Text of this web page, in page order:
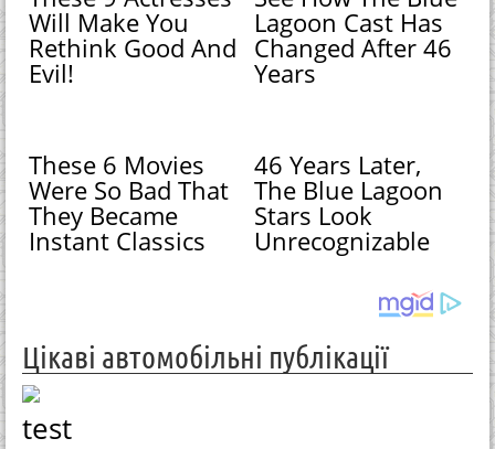
Will Make You
Rethink Good And
Evil!
Lagoon Cast Has
Changed After 46
Years
These 6 Movies
Were So Bad That
They Became
Instant Classics
46 Years Later,
The Blue Lagoon
Stars Look
Unrecognizable
Цікаві автомобільні публікації
test